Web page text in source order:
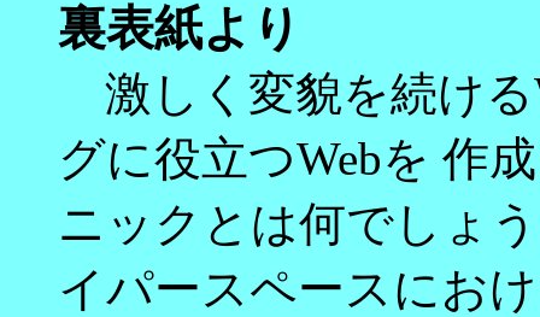
裏表紙より
激しく変貌を続ける
グに役立つWebを 作
ニックとは何でしょ
イパースペースにお